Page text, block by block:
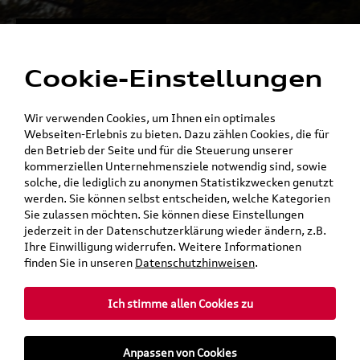
Cookie-Einstellungen
Wir verwenden Cookies, um Ihnen ein optimales
Webseiten-Erlebnis zu bieten. Dazu zählen Cookies, die für
den Betrieb der Seite und für die Steuerung unserer
kommerziellen Unternehmensziele notwendig sind, sowie
solche, die lediglich zu anonymen Statistikzwecken genutzt
werden. Sie können selbst entscheiden, welche Kategorien
Sie zulassen möchten. Sie können diese Einstellungen
jederzeit in der Datenschutzerklärung wieder ändern, z.B.
Ihre Einwilligung widerrufen. Weitere Informationen
finden Sie in unseren Datenschutzhinweisen.
Ich stimme allen Cookies zu
Anpassen von Cookies